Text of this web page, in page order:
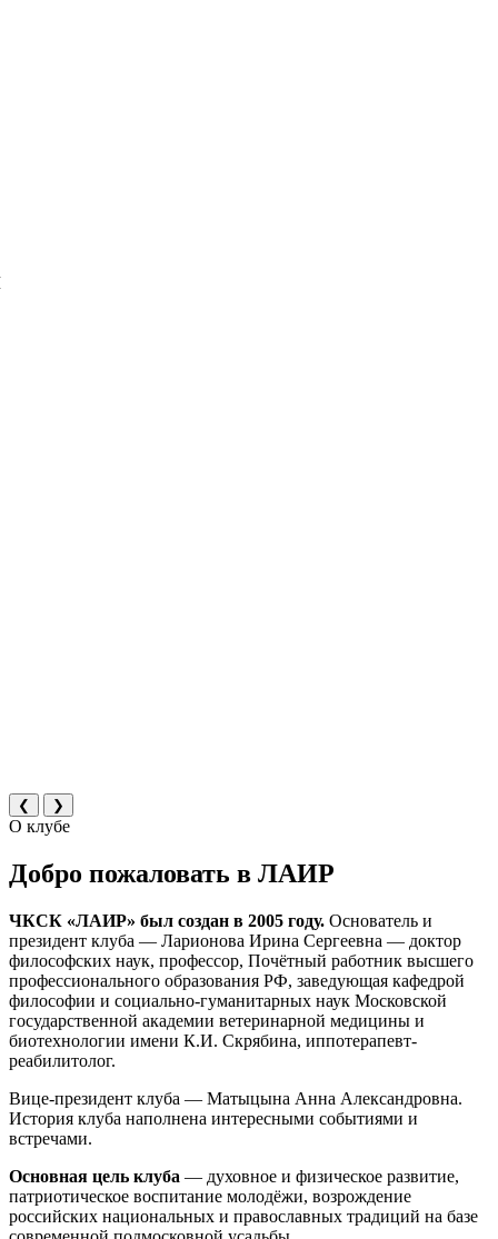
❮ ❯
О клубе
Добро пожаловать в ЛАИР
ЧКСК «ЛАИР» был создан в 2005 году. Основатель и
президент клуба — Ларионова Ирина Сергеевна — доктор
философских наук, профессор, Почётный работник высшего
профессионального образования РФ, заведующая кафедрой
философии и социально-гуманитарных наук Московской
государственной академии ветеринарной медицины и
биотехнологии имени К.И. Скрябина, иппотерапевт-
реабилитолог.
Вице-президент клуба — Матыцына Анна Александровна.
История клуба наполнена интересными событиями и
встречами.
Основная цель клуба — духовное и физическое развитие,
патриотическое воспитание молодёжи, возрождение
российских национальных и православных традиций на базе